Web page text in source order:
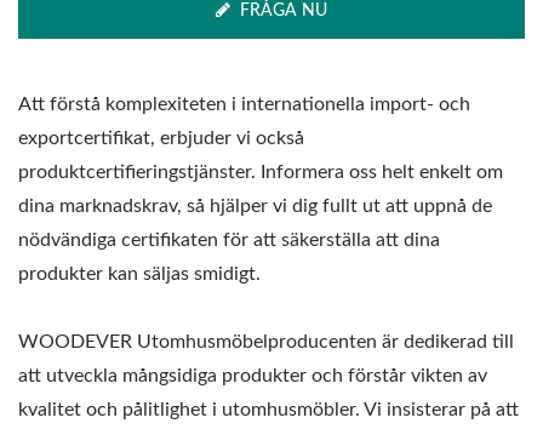
FRÅGA NU
Att förstå komplexiteten i internationella import- och
exportcertifikat, erbjuder vi också
produktcertifieringstjänster. Informera oss helt enkelt om
dina marknadskrav, så hjälper vi dig fullt ut att uppnå de
nödvändiga certifikaten för att säkerställa att dina
produkter kan säljas smidigt.
WOODEVER Utomhusmöbelproducenten är dedikerad till
att utveckla mångsidiga produkter och förstår vikten av
kvalitet och pålitlighet i utomhusmöbler. Vi insisterar på att